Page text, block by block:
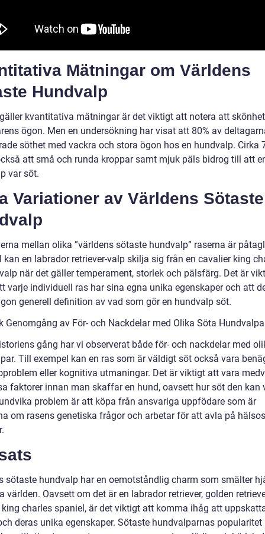
Mätningar om Världens
Hundvalp
kvantitativa mätningar är det viktigt att notera att
ögon. Men en undersökning har visat att 80% av
söthet med vackra och stora ögon hos en hundvalp. Cirka
att små och runda kroppar samt mjuk päls bidrog till att
var söt.
Variationer av Världens Sötaste
mellan olika ”världens sötaste hundvalp” raserna är
kan en labrador retriever-valp skilja sig från en cavalier king
när det gäller temperament, storlek och pälsfärg. Det är
varje individuell ras har sina egna unika egenskaper och att
generell definition av vad som gör en hundvalp söt.
Genomgång av För- och Nackdelar med Olika Söta
gång har vi observerat både för- och nackdelar med
Till exempel kan en ras som är väldigt söt också vara
eller kognitiva utmaningar. Det är viktigt att vara
faktorer innan man skaffar en hund, oavsett hur söt den kan
problem är att köpa från ansvariga uppfödare som är
om rasens genetiska frågor och arbetar för att avla på
sötaste hundvalp har en oemotståndlig charm som smälter
världen. Oavsett om det är en labrador retriever, golden
charles spaniel, är det viktigt att komma ihåg att
deras unika egenskaper. Sötaste hundvalparnas popularitet